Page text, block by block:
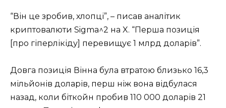
“Він це зробив, хлопці”, – писав аналітик
криптовалюти Sigma^2 на X. “Перша позиція
[про гіперлікіду] перевищує 1 млрд доларів”.
Довга позиція Вінна була втратою близько 16,3
мільйонів доларів, перш ніж вона відбулася
назад, коли біткойн пробив 110 000 доларів 21